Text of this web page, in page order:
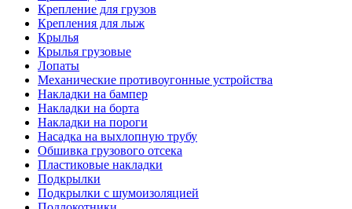
Крепление для грузов
Крепления для лыж
Крылья
Крылья грузовые
Лопаты
Механические противоугонные устройства
Накладки на бампер
Накладки на борта
Накладки на пороги
Насадка на выхлопную трубу
Обшивка грузового отсека
Пластиковые накладки
Подкрылки
Подкрылки с шумоизоляцией